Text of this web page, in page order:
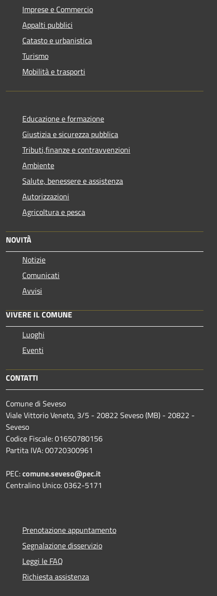
Imprese e Commercio
Appalti pubblici
Catasto e urbanistica
Turismo
Mobilità e trasporti
Educazione e formazione
Giustizia e sicurezza pubblica
Tributi,finanze e contravvenzioni
Ambiente
Salute, benessere e assistenza
Autorizzazioni
Agricoltura e pesca
NOVITÀ
Notizie
Comunicati
Avvisi
VIVERE IL COMUNE
Luoghi
Eventi
CONTATTI
Comune di Seveso
Viale Vittorio Veneto, 3/5 - 20822 Seveso (MB) - 20822 -
Seveso
Codice Fiscale: 01650780156
Partita IVA: 00720300961
PEC:comune.seveso@pec.it
Centralino Unico: 0362-5171
Prenotazione appuntamento
Segnalazione disservizio
Leggi le FAQ
Richiesta assistenza